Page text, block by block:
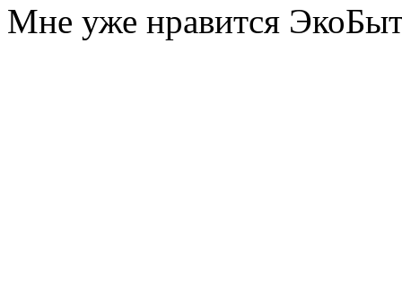
Мне уже нравится